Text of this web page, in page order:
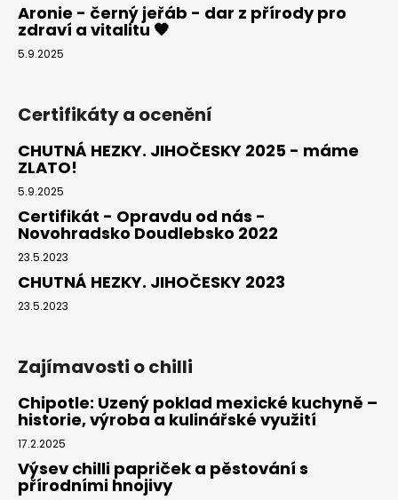
Aronie - černý jeřáb - dar z přírody pro
zdraví a vitalitu 🖤
5.9.2025
Certifikáty a ocenění
CHUTNÁ HEZKY. JIHOČESKY 2025 - máme
ZLATO!
5.9.2025
Certifikát - Opravdu od nás -
Novohradsko Doudlebsko 2022
23.5.2023
CHUTNÁ HEZKY. JIHOČESKY 2023
23.5.2023
Zajímavosti o chilli
Chipotle: Uzený poklad mexické kuchyně –
historie, výroba a kulinářské využití
17.2.2025
Výsev chilli papriček a pěstování s
přírodními hnojivy